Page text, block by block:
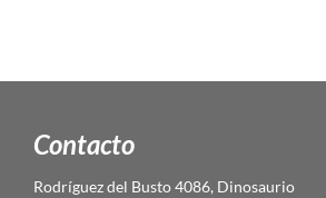
Contacto
Rodríguez del Busto 4086, Dinosaurio